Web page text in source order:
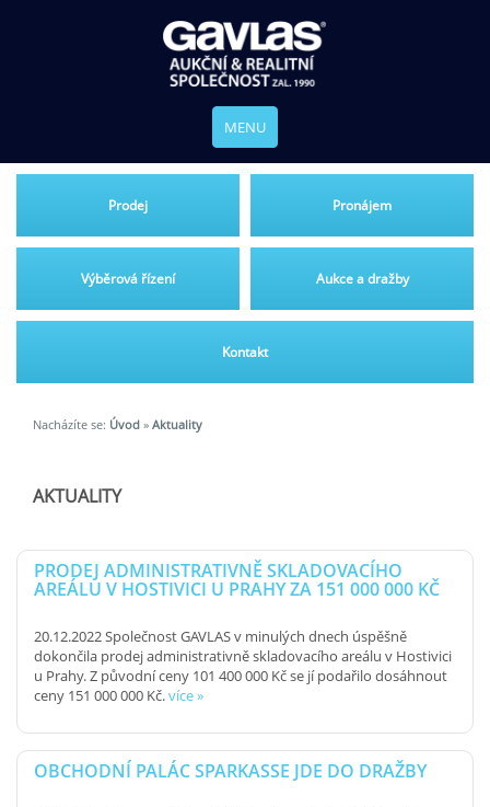
MENU
Prodej Pronájem
Výběrová řízení Aukce a dražby
Kontakt
Nacházíte se: Úvod » Aktuality
AKTUALITY
PRODEJ ADMINISTRATIVNĚ SKLADOVACÍHO
AREÁLU V HOSTIVICI U PRAHY ZA 151 000 000 KČ
20.12.2022Společnost GAVLAS v minulých dnech úspěšně
dokončila prodej administrativně skladovacího areálu v Hostivici
u Prahy. Z původní ceny 101 400 000 Kč se jí podařilo dosáhnout
ceny 151 000 000 Kč.více »
OBCHODNÍ PALÁC SPARKASSE JDE DO DRAŽBY